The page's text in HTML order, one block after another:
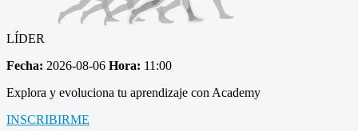
LÍDER
Fecha: 2026-08-06 Hora: 11:00
Explora y evoluciona tu aprendizaje con Academy
INSCRIBIRME